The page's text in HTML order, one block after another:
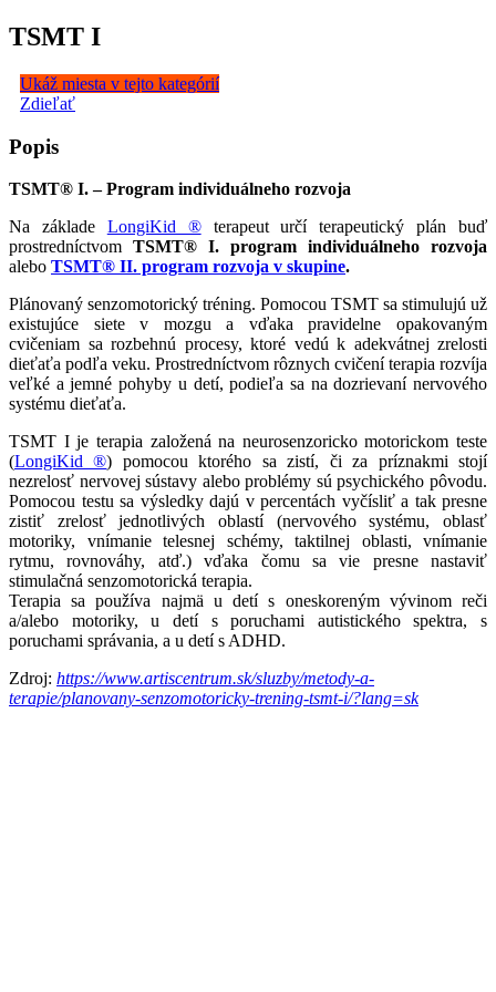
TSMT I
Ukáž miesta v tejto kategórií
Zdieľať
Popis
TSMT® I. – Program individuálneho rozvoja
Na základe LongiKid ®terapeut určí terapeutický plán buď
prostredníctvom TSMT® I. program individuálneho rozvoja
alebo TSMT® II. program rozvoja v skupine.
Plánovaný senzomotorický tréning. Pomocou TSMT sa stimulujú už
existujúce siete v mozgu a vďaka pravidelne opakovaným
cvičeniam sa rozbehnú procesy, ktoré vedú k adekvátnej zrelosti
dieťaťa podľa veku. Prostredníctvom rôznych cvičení terapia rozvíja
veľké a jemné pohyby u detí, podieľa sa na dozrievaní nervového
systému dieťaťa.
TSMT I je terapia založená na neurosenzoricko motorickom teste
(LongiKid ®) pomocou ktorého sa zistí, či za príznakmi stojí
nezrelosť nervovej sústavy alebo problémy sú psychického pôvodu.
Pomocou testu sa výsledky dajú v percentách vyčísliť a tak presne
zistiť zrelosť jednotlivých oblastí (nervového systému, oblasť
motoriky, vnímanie telesnej schémy, taktilnej oblasti, vnímanie
rytmu, rovnováhy, atď.) vďaka čomu sa vie presne nastaviť
stimulačná senzomotorická terapia.
Terapia sa používa najmä u detí s oneskoreným vývinom reči
a/alebo motoriky, u detí s poruchami autistického spektra, s
poruchami správania, a u detí s ADHD.
Zdroj: https://www.artiscentrum.sk/sluzby/metody-a-
terapie/planovany-senzomotoricky-trening-tsmt-i/?lang=sk